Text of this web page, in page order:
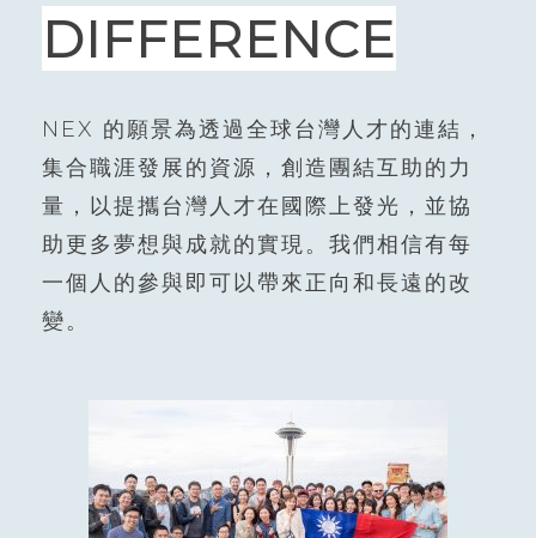
DIFFERENCE
NEX 的願景為透過全球台灣人才的連結，
集合職涯發展的資源，創造團結互助的力
量，以提攜台灣人才在國際上發光，並協
助更多夢想與成就的實現。我們相信有每
一個人的參與即可以帶來正向和長遠的改
變。